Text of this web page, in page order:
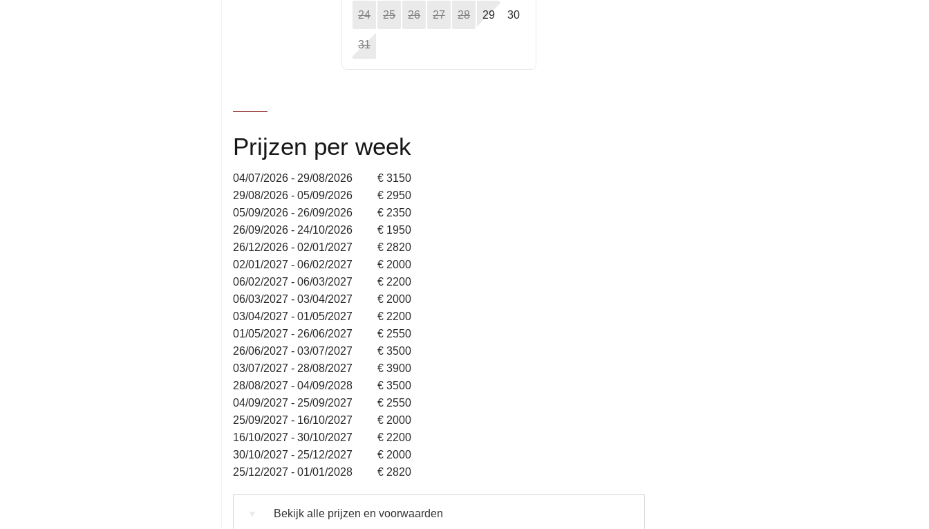
24 25 26 27 28 29 30
31
Prijzen per week
04/07/2026 - 29/08/2026
€ 3150
29/08/2026 - 05/09/2026
€ 2950
05/09/2026 - 26/09/2026
€ 2350
26/09/2026 - 24/10/2026
€ 1950
26/12/2026 - 02/01/2027
€ 2820
02/01/2027 - 06/02/2027
€ 2000
06/02/2027 - 06/03/2027
€ 2200
06/03/2027 - 03/04/2027
€ 2000
03/04/2027 - 01/05/2027
€ 2200
01/05/2027 - 26/06/2027
€ 2550
26/06/2027 - 03/07/2027
€ 3500
03/07/2027 - 28/08/2027
€ 3900
28/08/2027 - 04/09/2028
€ 3500
04/09/2027 - 25/09/2027
€ 2550
25/09/2027 - 16/10/2027
€ 2000
16/10/2027 - 30/10/2027
€ 2200
30/10/2027 - 25/12/2027
€ 2000
25/12/2027 - 01/01/2028
€ 2820
Bekijk alle prijzen en voorwaarden